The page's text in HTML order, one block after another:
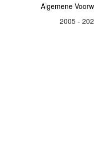
Algemene
2005 -